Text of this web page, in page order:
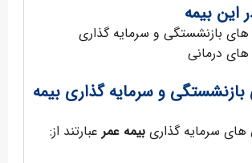
بیمه
بازنشستگی و سرمایه گذاری
درمانی
و سرمایه گذاری بیمه
سرمایه گذاری بیمه عمر عبارتند از: